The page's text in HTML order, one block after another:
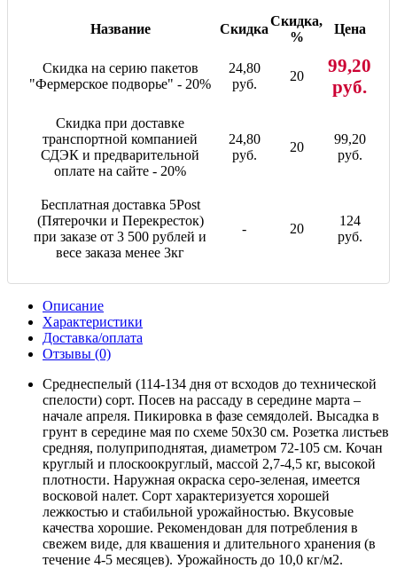
Название Скидка
Скидка,
%
Цена
Скидка на серию пакетов
"Фермерское подворье" - 20%
24,80
руб.
20
99,20
руб.
Скидка при доставке
транспортной компанией
СДЭК и предварительной
оплате на сайте - 20%
24,80
руб.
20
99,20
руб.
Бесплатная доставка 5Post
(Пятерочки и Перекресток)
при заказе от 3 500 рублей и
весе заказа менее 3кг
- 20
124
руб.
Описание
Характеристики
Доставка/оплата
Отзывы (0)
Среднеспелый (114-134 дня от всходов до технической
спелости) сорт. Посев на рассаду в середине марта –
начале апреля. Пикировка в фазе семядолей. Высадка в
грунт в середине мая по схеме 50х30 см. Розетка листьев
средняя, полуприподнятая, диаметром 72-105 см. Кочан
круглый и плоскоокруглый, массой 2,7-4,5 кг, высокой
плотности. Наружная окраска серо-зеленая, имеется
восковой налет. Сорт характеризуется хорошей
лежкостью и стабильной урожайностью. Вкусовые
качества хорошие. Рекомендован для потребления в
свежем виде, для квашения и длительного хранения (в
течение 4-5 месяцев). Урожайность до 10,0 кг/м2.